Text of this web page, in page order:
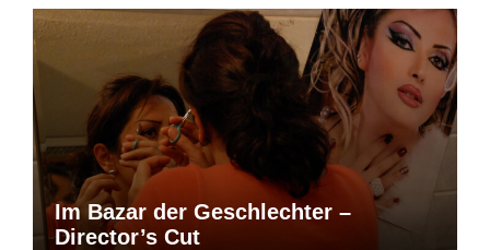
Im Bazar der Geschlechter –
Director’s Cut